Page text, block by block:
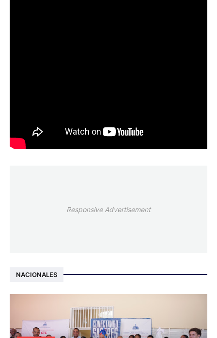
Responsive Advertisement
NACIONALES